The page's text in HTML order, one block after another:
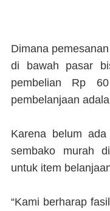
Dimana
di bawah pasar
pembelian Rp
pembelanjaan
Karena belum
sembako murah
untuk item
“Kami berharap